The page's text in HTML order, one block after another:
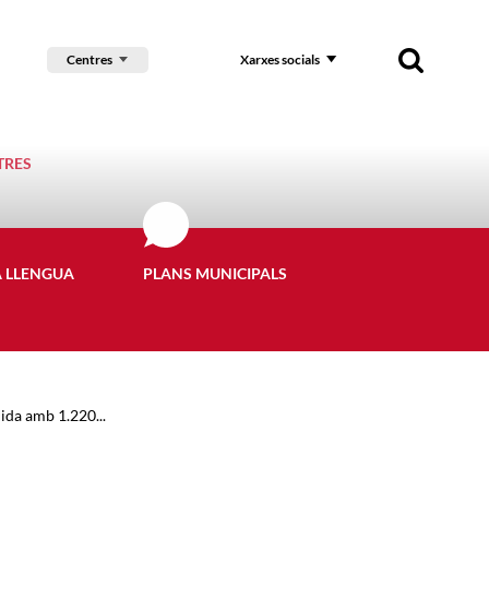
Centres Xarxes socials
LLENGUA PLANS MUNICIPALS
amb 1.220...